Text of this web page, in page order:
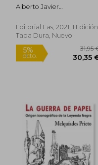
Alberto Javier
Editorial Eas, 2021, 1 Edición,
Tapa Dura, Nuevo